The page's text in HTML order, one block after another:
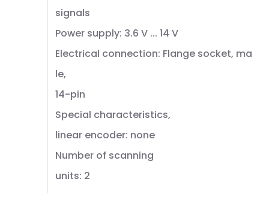
signals
Power supply: 3.6 V ... 14 V
Electrical connection: Flange socket, ma
le,
14-pin
Special characteristics,
linear encoder: none
Number of scanning
units: 2